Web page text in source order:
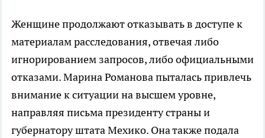
Женщине продолжают отказывать в доступе к
материалам расследования, отвечая либо
игнорированием запросов, либо официальными
отказами. Марина Романова пыталась привлечь
внимание к ситуации на высшем уровне,
направляя письма президенту страны и
губернатору штата Мехико. Она также подала